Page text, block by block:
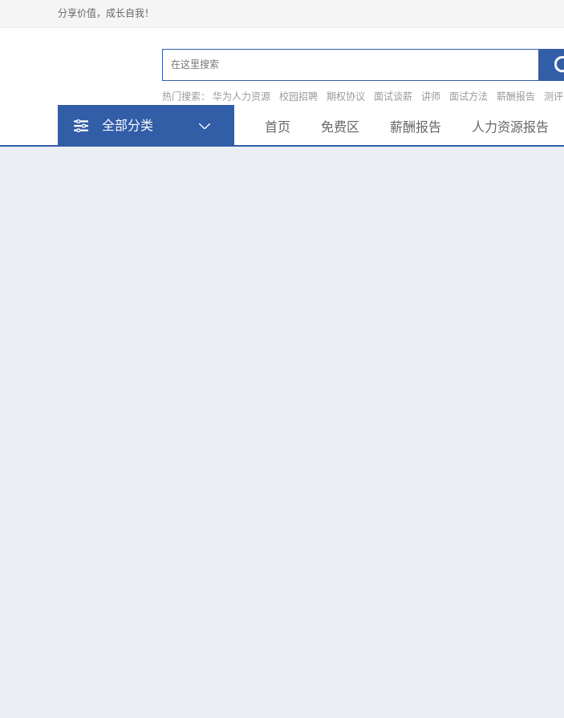
分享价值，成长自我！
热门搜索： 华为人力资源 校园招聘 期权协议 面试谈薪 讲师 面试方法 薪酬报告 测评
全部分类 首页 免费区 薪酬报告 人力资源报告